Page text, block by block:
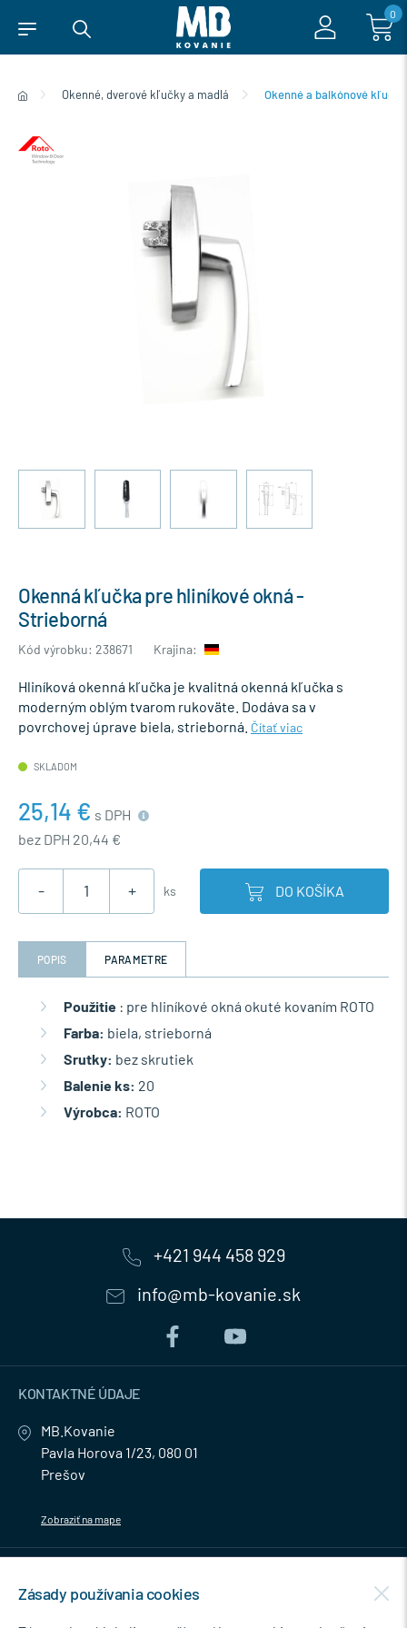
0
Okenné, dverové kľučky a madlá Okenné a balkónové kľučky
Okenná kľučka pre hliníkové okná -
Strieborná
Kód výrobku: 238671 Krajina:
Hliníková okenná kľučka je kvalitná okenná kľučka s
moderným oblým tvarom rukoväte. Dodáva sa v
povrchovej úprave biela, strieborná. Čítať viac
SKLADOM
25,14 € s DPH
bez DPH 20,44 €
- + ks DO KOŠÍKA
POPIS PARAMETRE
Použitie : pre hliníkové okná okuté kovaním ROTO
Farba: biela, strieborná
Srutky: bez skrutiek
Balenie ks: 20
Výrobca: ROTO
+421 944 458 929
info@mb-kovanie.sk
KONTAKTNÉ ÚDAJE
MB.Kovanie
Pavla Horova 1/23, 080 01
Prešov
Zobraziť na mape
Zásady používania cookies